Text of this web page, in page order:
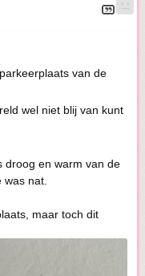
van de
wel niet blij van kunt
droog en warm van de
nat.
maar toch dit